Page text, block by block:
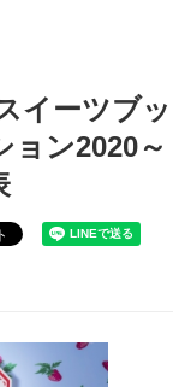
イーツブッ
ョン2020～